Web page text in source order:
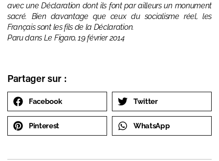
avec une Déclaration dont ils font par ailleurs un monument
sacré. Bien davantage que ceux du socialisme réel, les
Français sont les fils de la Déclaration.
Paru dans Le Figaro, 19 février 2014
Partager sur :
Facebook Twitter
Pinterest WhatsApp